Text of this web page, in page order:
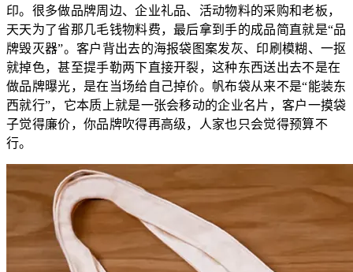
印。很多做品牌周边、企业礼品、活动物料的采购和老板，
天天为了省那几毛钱物料费，最后拿到手的成品简直就是“品
牌毁灭器”。客户背出去的海报袋图案发灰、印刷模糊、一抠
就掉色，甚至提手勒两下直接开裂，这种东西送出去不是在
做品牌曝光，是在当场给自己掉价。帆布袋从来不是“能装东
西就行”，它本质上就是一张会移动的企业名片，客户一摸袋
子觉得廉价，你品牌吹得再高级，人家也只会觉得预算不
行。